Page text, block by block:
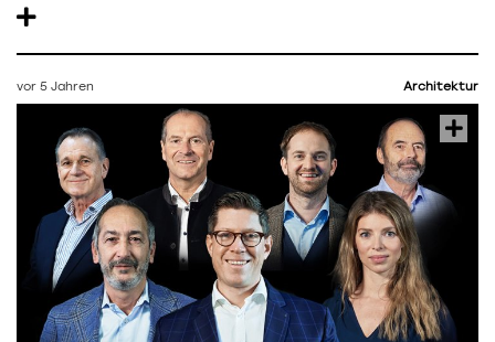
vor 5 Jahren Architektur